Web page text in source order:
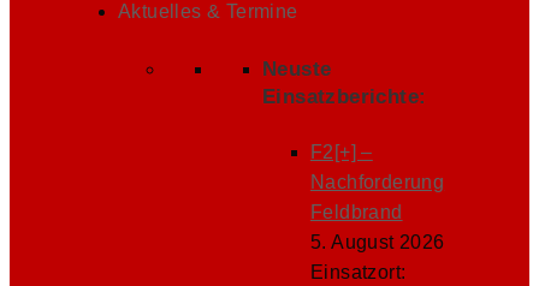
Aktuelles & Termine
Neuste
Einsatzberichte:
F2[+] –
Nachforderung
Feldbrand
5. August 2026
Einsatzort: